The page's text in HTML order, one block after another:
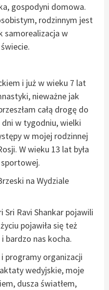
gospodyni domowa.
rodzinnym jest
samorealizacja w
i już w wieku 7 lat
nieważne jak
całą drogę do
w tygodniu, wielki
w mojej rodzinnej
W wieku 13 lat była
sportowej.
na Wydziale
Sri Ravi Shankar pojawili
pojawiła się też
bardzo nas kocha.
programy organizacji
wedyjskie, moje
dusza światłem,